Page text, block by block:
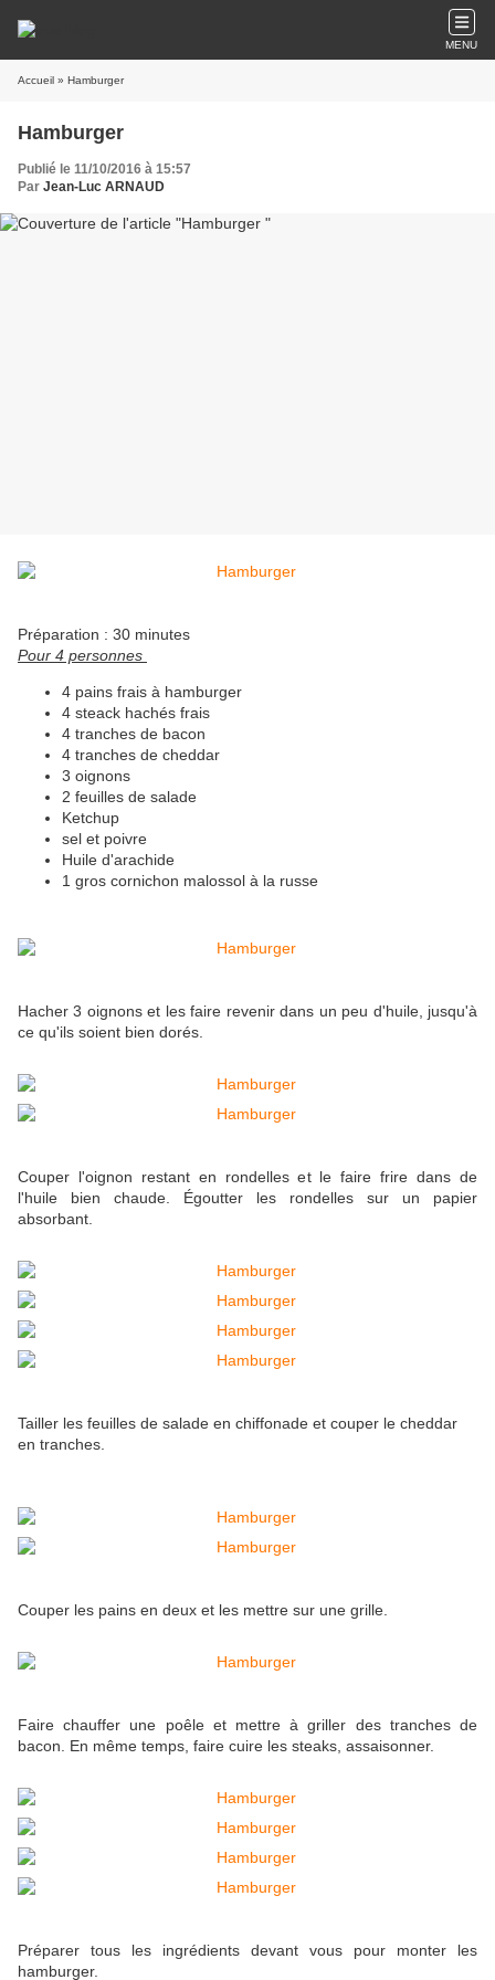
MENU
Accueil » Hamburger
Hamburger
Publié le 11/10/2016 à 15:57
Par Jean-Luc ARNAUD
Préparation : 30 minutes
Pour 4 personnes
4 pains frais à hamburger
4 steack hachés frais
4 tranches de bacon
4 tranches de cheddar
3 oignons
2 feuilles de salade
Ketchup
sel et poivre
Huile d'arachide
1 gros cornichon malossol à la russe
Hacher 3 oignons et les faire revenir dans un peu d'huile, jusqu'à
ce qu'ils soient bien dorés.
Couper l'oignon restant en rondelles et le faire frire dans de
l'huile bien chaude. Égoutter les rondelles sur un papier
absorbant.
Tailler les feuilles de salade en chiffonade et couper le cheddar
en tranches.
Couper les pains en deux et les mettre sur une grille.
Faire chauffer une poêle et mettre à griller des tranches de
bacon. En même temps, faire cuire les steaks, assaisonner.
Préparer tous les ingrédients devant vous pour monter les
hamburger.